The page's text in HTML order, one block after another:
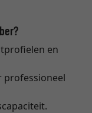
en
professioneel